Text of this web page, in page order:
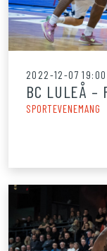
2022-12-07 19:00
BC LULEÅ –
SPORTEVENEMANG